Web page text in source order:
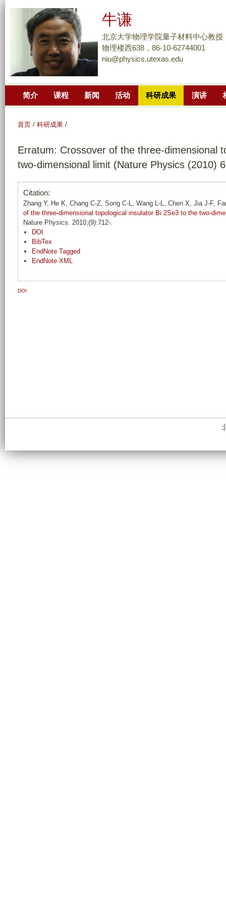
到
主
分
牛谦
北京大学物理学院量子材料中心教授
物理楼西638，86-10-62744001
niu@physics.utexas.edu
简介 课程 新闻 活动 科研成果 演讲
首页 / 科研成果 /
Erratum: Crossover of the three-dimensional
two-dimensional limit (Nature Physics (2010)
Citation:
Zhang Y, He K, Chang C-Z, Song C-L, Wang L-L, Chen X, Jia J-F,
of the three-dimensional topological insulator Bi 2Se3 to the two-
Nature Physics. 2010;(9):712-.
DOI
BibTex
EndNote Tagged
EndNote XML
DOI